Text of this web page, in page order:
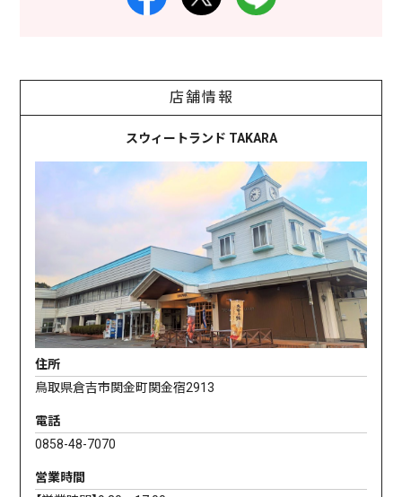
店舗情報
スウィートランド TAKARA
住所
鳥取県倉吉市関金町関金宿2913
電話
0858-48-7070
営業時間